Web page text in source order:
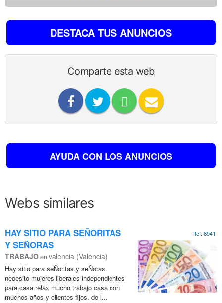
DESTACA TUS ANUNCIOS
Comparte esta web
AYUDA CON LOS ANUNCIOS
Webs similares
Ref. 8541
HAY SITIO PARA SEÑORITAS
Y SEÑORAS
TRABAJOen valencia (Valencia)
Hay sitio para seÑoritas y seÑoras
necesito mujeres liberales independientes
para casa relax mucho trabajo casa con
muchos años y clientes fijos. de l...